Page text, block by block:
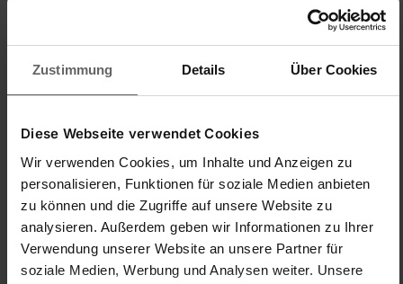
Zustimmung Details Über Cookies
Diese Webseite verwendet Cookies
Wir verwenden Cookies, um Inhalte und Anzeigen zu
personalisieren, Funktionen für soziale Medien anbieten
zu können und die Zugriffe auf unsere Website zu
analysieren. Außerdem geben wir Informationen zu Ihrer
Verwendung unserer Website an unsere Partner für
soziale Medien, Werbung und Analysen weiter. Unsere
Co wyróżnia nasze produkty?
Uniwersalność i elastyczność – dzięki
innowacyjnemu Systemowi Click, czyli
wymiennym drążkom pasującym do większości
produktów do sprzątania, łatwo dostosujesz
pdodukty Leifheit do swoich potrzeb.
Innowacyjność – Leifheit to opatentowane i
niepowtarzalne rozwiązania ułatwiające pracę w
domu.
Trwałość i estetyka oraz jakość wykonania –
wszystkie produkty są skrupulatnie sprawdzane